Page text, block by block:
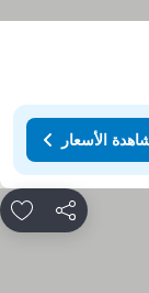
الأسعار
الأسعار
مشاركة